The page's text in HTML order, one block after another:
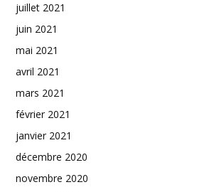
juillet 2021
juin 2021
mai 2021
avril 2021
mars 2021
février 2021
janvier 2021
décembre 2020
novembre 2020